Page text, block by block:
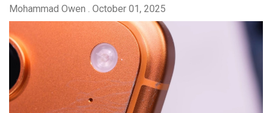
Mohammad Owen . October 01, 2025